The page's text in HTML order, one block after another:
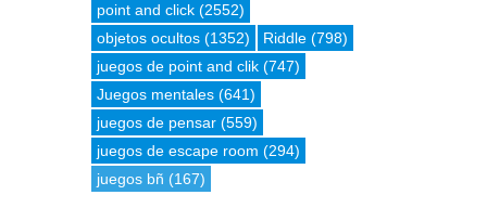
point and click (2552)
objetos ocultos (1352) Riddle (798)
juegos de point and clik (747)
Juegos mentales (641)
juegos de pensar (559)
juegos de escape room (294)
juegos bñ (167)